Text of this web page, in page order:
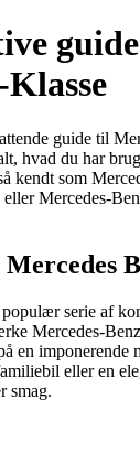
guide til
hvad du har
kendt som
Mercedes-
serie af
Mercedes-
en imponerende
eller en
smag.